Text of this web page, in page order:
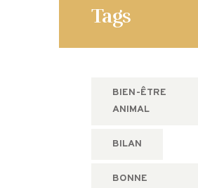
Tags
BIEN-ÊTRE
ANIMAL
BILAN
BONNE